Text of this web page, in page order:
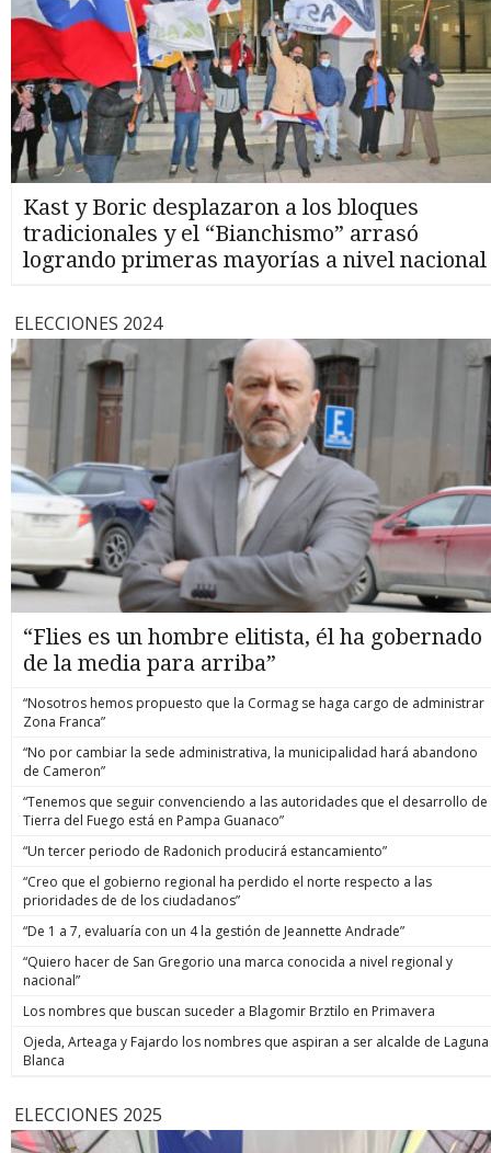
Kast y Boric desplazaron a los bloques
tradicionales y el “Bianchismo” arrasó
logrando primeras mayorías a nivel nacional
ELECCIONES 2024
“Flies es un hombre elitista, él ha gobernado
de la media para arriba”
“Nosotros hemos propuesto que la Cormag se haga cargo de administrar
Zona Franca”
“No por cambiar la sede administrativa, la municipalidad hará abandono
de Cameron”
“Tenemos que seguir convenciendo a las autoridades que el desarrollo de
Tierra del Fuego está en Pampa Guanaco”
“Un tercer periodo de Radonich producirá estancamiento”
“Creo que el gobierno regional ha perdido el norte respecto a las
prioridades de de los ciudadanos”
“De 1 a 7, evaluaría con un 4 la gestión de Jeannette Andrade”
“Quiero hacer de San Gregorio una marca conocida a nivel regional y
nacional”
Los nombres que buscan suceder a Blagomir Brztilo en Primavera
Ojeda, Arteaga y Fajardo los nombres que aspiran a ser alcalde de Laguna
Blanca
ELECCIONES 2025